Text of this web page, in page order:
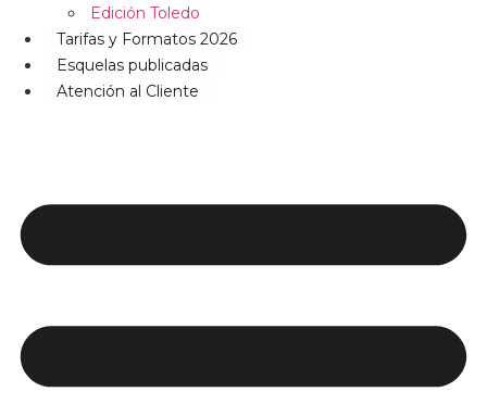
Edición Toledo
Tarifas y Formatos 2026
Esquelas publicadas
Atención al Cliente